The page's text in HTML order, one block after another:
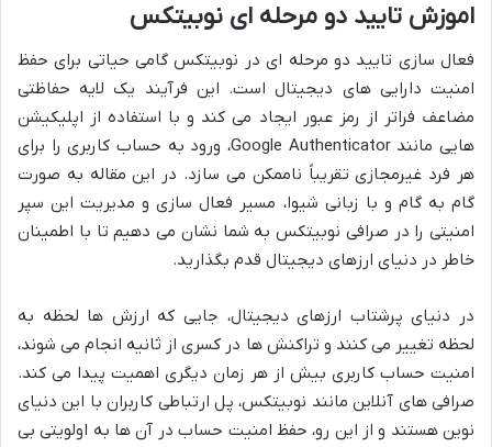
اموزش تایید دو مرحله ای نوبیتکس
فعال سازی تایید دو مرحله ای در نوبیتکس گامی حیاتی برای حفظ
امنیت دارایی های دیجیتال است. این فرآیند یک لایه حفاظتی
مضاعف فراتر از رمز عبور ایجاد می کند و با استفاده از اپلیکیشن
هایی مانند Google Authenticator، ورود به حساب کاربری را برای
هر فرد غیرمجازی تقریباً ناممکن می سازد. در این مقاله به صورت
گام به گام و با زبانی شیوا، مسیر فعال سازی و مدیریت این سپر
امنیتی را در صرافی نوبیتکس به شما نشان می دهیم تا با اطمینان
خاطر در دنیای ارزهای دیجیتال قدم بگذارید.
در دنیای پرشتاب ارزهای دیجیتال، جایی که ارزش ها لحظه به
لحظه تغییر می کنند و تراکنش ها در کسری از ثانیه انجام می شوند،
امنیت حساب کاربری بیش از هر زمان دیگری اهمیت پیدا می کند.
صرافی های آنلاین مانند نوبیتکس، پل ارتباطی کاربران با این دنیای
نوین هستند و از این رو، حفظ امنیت حساب در آن ها به اولویتی بی